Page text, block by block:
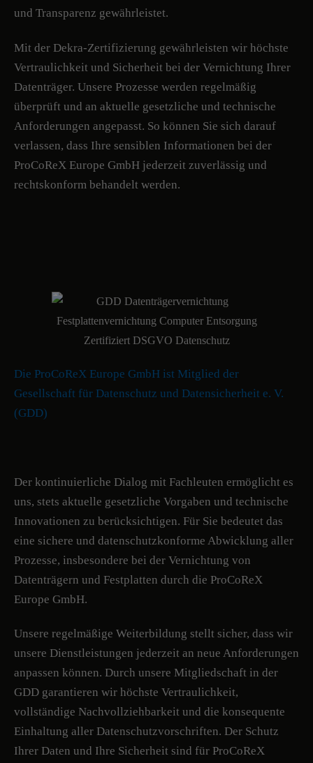
und Transparenz gewährleistet.
Mit der Dekra-Zertifizierung gewährleisten wir höchste
Vertraulichkeit und Sicherheit bei der Vernichtung Ihrer
Datenträger. Unsere Prozesse werden regelmäßig
überprüft und an aktuelle gesetzliche und technische
Anforderungen angepasst. So können Sie sich darauf
verlassen, dass Ihre sensiblen Informationen bei der
ProCoReX Europe GmbH jederzeit zuverlässig und
rechtskonform behandelt werden.
Die ProCoReX Europe GmbH ist Mitglied der
Gesellschaft für Datenschutz und Datensicherheit e. V.
(GDD)
Der kontinuierliche Dialog mit Fachleuten ermöglicht es
uns, stets aktuelle gesetzliche Vorgaben und technische
Innovationen zu berücksichtigen. Für Sie bedeutet das
eine sichere und datenschutzkonforme Abwicklung aller
Prozesse, insbesondere bei der Vernichtung von
Datenträgern und Festplatten durch die ProCoReX
Europe GmbH.
Unsere regelmäßige Weiterbildung stellt sicher, dass wir
unsere Dienstleistungen jederzeit an neue Anforderungen
anpassen können. Durch unsere Mitgliedschaft in der
GDD garantieren wir höchste Vertraulichkeit,
vollständige Nachvollziehbarkeit und die konsequente
Einhaltung aller Datenschutzvorschriften. Der Schutz
Ihrer Daten und Ihre Sicherheit sind für ProCoReX